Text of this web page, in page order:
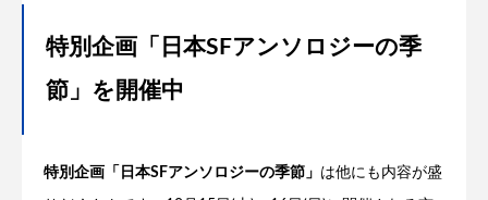
特別企画「日本SFアンソロジーの季
節」を開催中
特別企画「日本SFアンソロジーの季節」 は他にも内容が盛